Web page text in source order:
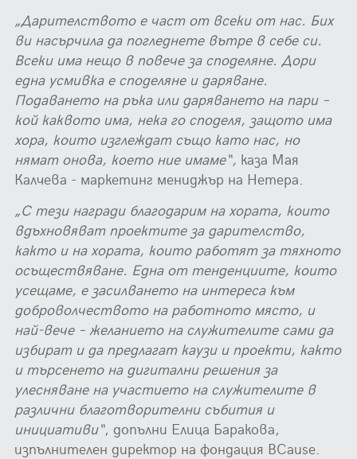
„Дарителството е част от всеки от нас. Бих
ви насърчила да погледнете вътре в себе си.
Всеки има нещо в повече за споделяне. Дори
една усмивка е споделяне и даряване.
Подаването на ръка или даряването на пари –
кой каквото има, нека го споделя, защото има
хора, които изглеждат също като нас, но
нямат онова, което ние имаме“, каза Мая
Калчева - маркетинг мениджър на Нетера.
„С тези награди благодарим на хората, които
вдъхновяват проектите за дарителство,
както и на хората, които работят за тяхното
осъществяване. Една от тенденциите, които
усещаме, е засилването на интереса към
доброволчеството на работното място, и
най-вече – желанието на служителите сами да
избират и да предлагат каузи и проекти, както
и търсенето на дигитални решения за
улесняване на участието на служителите в
различни благотворителни събития и
инициативи“, допълни Елица Баракова,
изпълнителен директор на фондация BCause.